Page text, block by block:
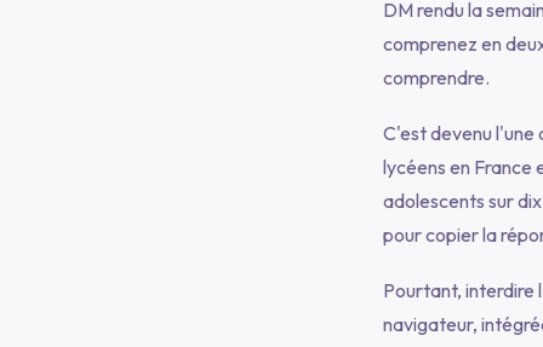
DM rendu la
comprenez en
comprendre.
C'est devenu l'une
lycéens en France
adolescents sur
pour copier la
Pourtant, interdire
navigateur,